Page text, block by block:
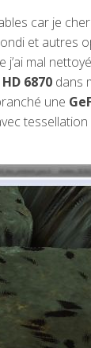
car je
et autres
mal
6870 dans
une